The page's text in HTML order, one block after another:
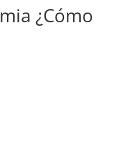
¿Cómo